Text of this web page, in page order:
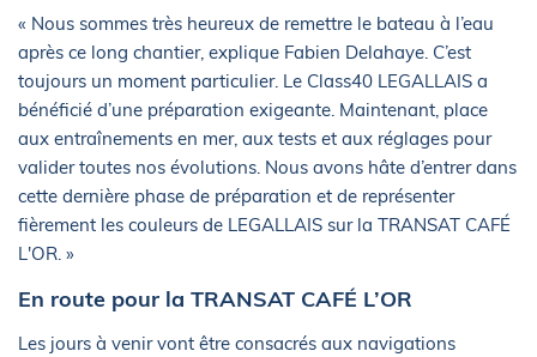
« Nous sommes très heureux de remettre le bateau à l’eau
après ce long chantier, explique Fabien Delahaye. C’est
toujours un moment particulier. Le Class40 LEGALLAIS a
bénéficié d’une préparation exigeante. Maintenant, place
aux entraînements en mer, aux tests et aux réglages pour
valider toutes nos évolutions. Nous avons hâte d’entrer dans
cette dernière phase de préparation et de représenter
fièrement les couleurs de LEGALLAIS sur la TRANSAT CAFÉ
L'OR. »
En route pour la TRANSAT CAFÉ L’OR
Les jours à venir vont être consacrés aux navigations